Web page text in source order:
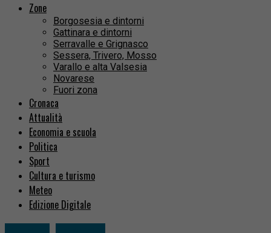
Zone
Borgosesia e dintorni
Gattinara e dintorni
Serravalle e Grignasco
Sessera, Trivero, Mosso
Varallo e alta Valsesia
Novarese
Fuori zona
Cronaca
Attualità
Economia e scuola
Politica
Sport
Cultura e turismo
Meteo
Edizione Digitale